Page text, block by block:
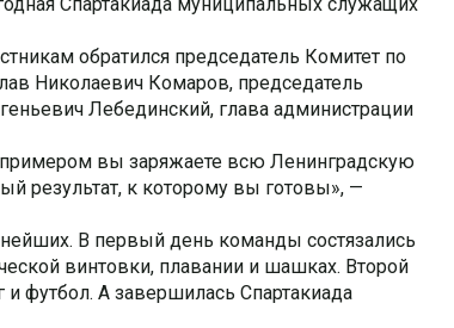
обратился председатель Комитет по
Николаевич Комаров, председатель
Лебединский, глава администрации
вы заряжаете всю Ленинградскую
результат, к которому вы готовы», —
В первый день команды состязались
винтовки, плавании и шашках. Второй
футбол. А завершилась Спартакиада